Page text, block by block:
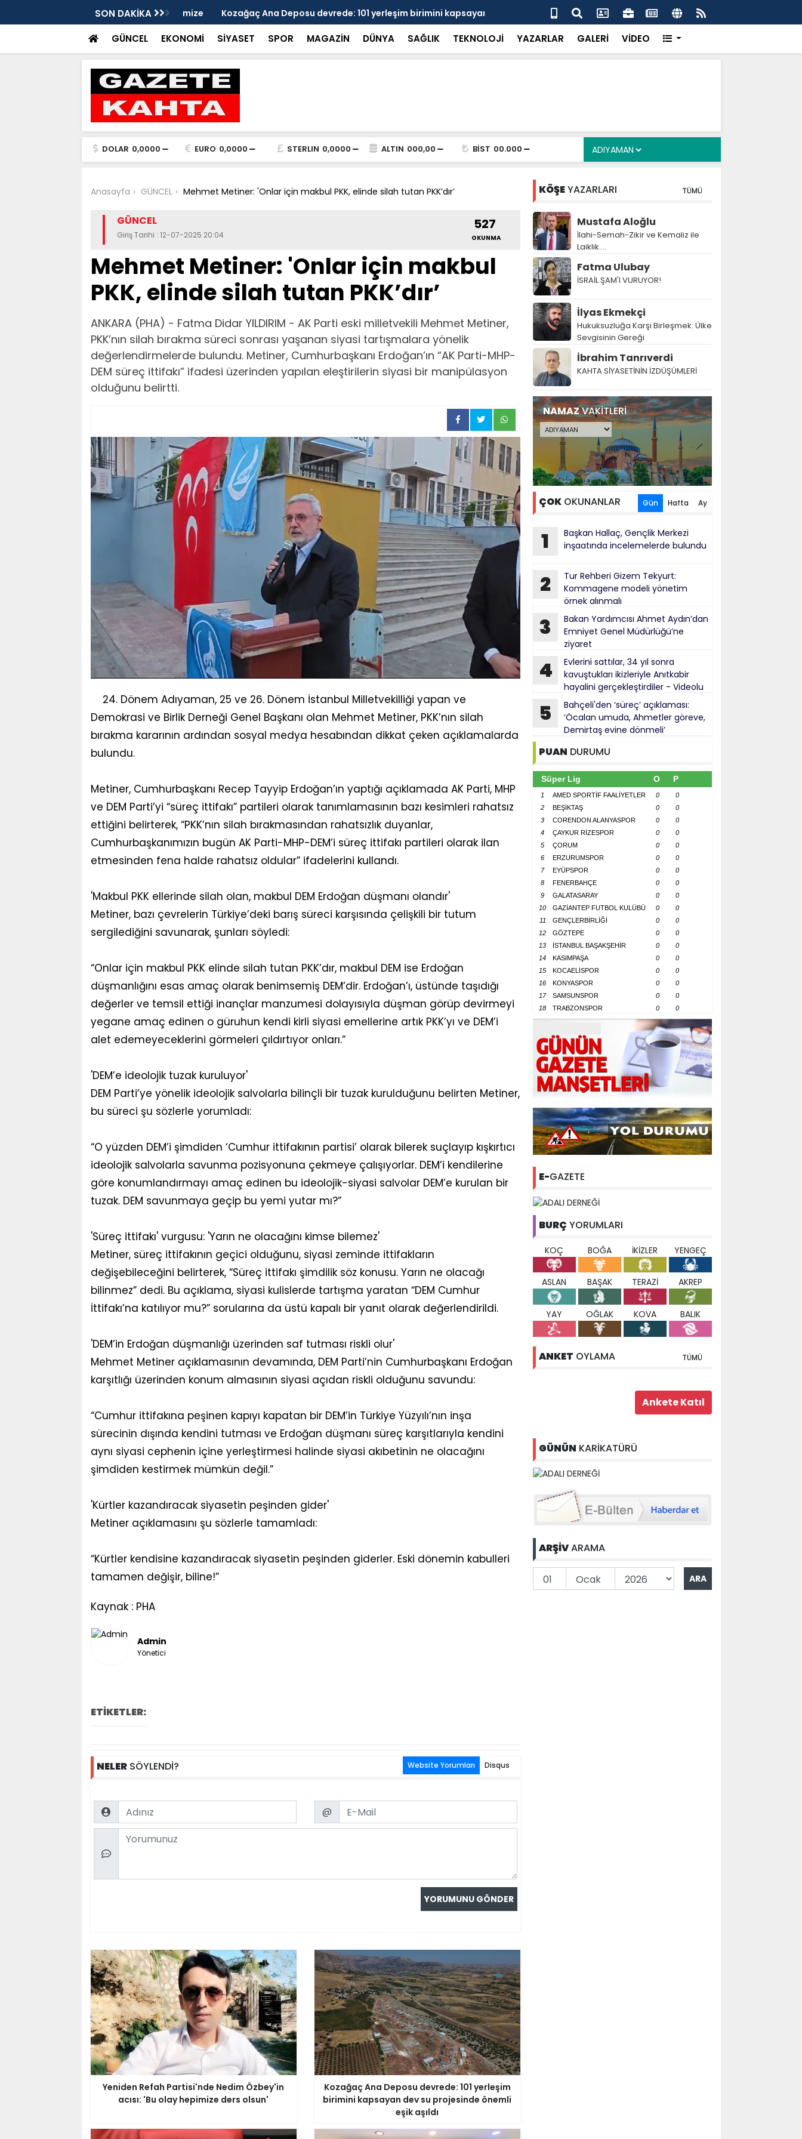
SON DAKİKA
Özbey'in acısı: 'Bu olay hepimize
Kozağaç Ana Deposu devrede: 101 yerleşim birimini kapsayan dev su
projesinde önemli eşik aşıldı
Prof. Dr. Dalyan: ‘Fransız Enstitüsü raporu, Adıyaman'daki siyasi
kırılmayı 'metroköy' kavramıyla açıklıyor’
GÜNCEL EKONOMİ SİYASET SPOR MAGAZİN DÜNYA SAĞLIK TEKNOLOJİ YAZARLAR GALERİ VİDEO
DOLAR 0,0000 EURO 0,0000 STERLIN 0,0000 ALTIN 000,00 BİST 00.000
Anasayfa GÜNCEL Mehmet Metiner: 'Onlar için makbul PKK, elinde silah tutan PKK’dır’
GÜNCEL
Giriş Tarihi : 12-07-2025 20:04
527
OKUNMA
Mehmet Metiner: 'Onlar için makbul
PKK, elinde silah tutan PKK’dır’
ANKARA (PHA) - Fatma Didar YILDIRIM - AK Parti eski milletvekili Mehmet Metiner,
PKK’nın silah bırakma süreci sonrası yaşanan siyasi tartışmalara yönelik
değerlendirmelerde bulundu. Metiner, Cumhurbaşkanı Erdoğan’ın “AK Parti-MHP-
DEM süreç ittifakı” ifadesi üzerinden yapılan eleştirilerin siyasi bir manipülasyon
olduğunu belirtti.
24. Dönem Adıyaman, 25 ve 26. Dönem İstanbul Milletvekilliği yapan ve
Demokrasi ve Birlik Derneği Genel Başkanı olan Mehmet Metiner, PKK’nın silah
bırakma kararının ardından sosyal medya hesabından dikkat çeken açıklamalarda
bulundu.
Metiner, Cumhurbaşkanı Recep Tayyip Erdoğan’ın yaptığı açıklamada AK Parti, MHP
ve DEM Parti’yi “süreç ittifakı” partileri olarak tanımlamasının bazı kesimleri rahatsız
ettiğini belirterek, “PKK’nın silah bırakmasından rahatsızlık duyanlar,
Cumhurbaşkanımızın bugün AK Parti-MHP-DEM’i süreç ittifakı partileri olarak ilan
etmesinden fena halde rahatsız oldular” ifadelerini kullandı.
'Makbul PKK ellerinde silah olan, makbul DEM Erdoğan düşmanı olandır'
Metiner, bazı çevrelerin Türkiye’deki barış süreci karşısında çelişkili bir tutum
sergilediğini savunarak, şunları söyledi:
“Onlar için makbul PKK elinde silah tutan PKK’dır, makbul DEM ise Erdoğan
düşmanlığını esas amaç olarak benimsemiş DEM’dir. Erdoğan’ı, üstünde taşıdığı
değerler ve temsil ettiği inançlar manzumesi dolayısıyla düşman görüp devirmeyi
yegane amaç edinen o güruhun kendi kirli siyasi emellerine artık PKK’yı ve DEM’i
alet edemeyeceklerini görmeleri çıldırtıyor onları.”
'DEM’e ideolojik tuzak kuruluyor'
DEM Parti’ye yönelik ideolojik salvolarla bilinçli bir tuzak kurulduğunu belirten Metiner,
bu süreci şu sözlerle yorumladı:
“O yüzden DEM’i şimdiden ‘Cumhur ittifakının partisi’ olarak bilerek suçlayıp kışkırtıcı
ideolojik salvolarla savunma pozisyonuna çekmeye çalışıyorlar. DEM’i kendilerine
göre konumlandırmayı amaç edinen bu ideolojik-siyasi salvolar DEM’e kurulan bir
tuzak. DEM savunmaya geçip bu yemi yutar mı?”
'Süreç ittifakı' vurgusu: 'Yarın ne olacağını kimse bilemez'
Metiner, süreç ittifakının geçici olduğunu, siyasi zeminde ittifakların
değişebileceğini belirterek, “Süreç ittifakı şimdilik söz konusu. Yarın ne olacağı
bilinmez” dedi. Bu açıklama, siyasi kulislerde tartışma yaratan “DEM Cumhur
İttifakı’na katılıyor mu?” sorularına da üstü kapalı bir yanıt olarak değerlendirildi.
'DEM’in Erdoğan düşmanlığı üzerinden saf tutması riskli olur'
Mehmet Metiner açıklamasının devamında, DEM Parti’nin Cumhurbaşkanı Erdoğan
karşıtlığı üzerinden konum almasının siyasi açıdan riskli olduğunu savundu:
“Cumhur ittifakına peşinen kapıyı kapatan bir DEM’in Türkiye Yüzyılı’nın inşa
sürecinin dışında kendini tutması ve Erdoğan düşmanı süreç karşıtlarıyla kendini
aynı siyasi cephenin içine yerleştirmesi halinde siyasi akıbetinin ne olacağını
şimdiden kestirmek mümkün değil.”
'Kürtler kazandıracak siyasetin peşinden gider'
Metiner açıklamasını şu sözlerle tamamladı:
“Kürtler kendisine kazandıracak siyasetin peşinden giderler. Eski dönemin kabulleri
tamamen değişir, biline!”
Kaynak : PHA
Admin
Yönetici
ETİKETLER:
NELERSÖYLENDİ? Website Yorumları Disqus
Name Email
@
Comment
Yeniden Refah Partisi'nde Nedim Özbey'in
acısı: 'Bu olay hepimize ders olsun'
Kozağaç Ana Deposu devrede: 101 yerleşim
birimini kapsayan dev su projesinde önemli
eşik aşıldı
KÖŞEYAZARLARI TÜMÜ
Mustafa Aloğlu
İlahi-Semah-Zikir ve Kemaliz ile
Laiklik….
Fatma Ulubay
İSRAİL ŞAM'I VURUYOR!
İlyas Ekmekçi
Hukuksuzluğa Karşı Birleşmek: Ülke
Sevgisinin Gereği
İbrahim Tanrıverdi
KAHTA SİYASETİNİN İZDÜŞÜMLERİ
NAMAZVAKİTLERİ
ÇOKOKUNANLAR Gün Hafta Ay
1
Başkan Hallaç, Gençlik Merkezi
inşaatında incelemelerde bulundu
2
Tur Rehberi Gizem Tekyurt:
Kommagene modeli yönetim
örnek alınmalı
3
Bakan Yardımcısı Ahmet Aydın’dan
Emniyet Genel Müdürlüğü’ne
ziyaret
4
Evlerini sattılar, 34 yıl sonra
kavuştukları ikizleriyle Anıtkabir
hayalini gerçekleştirdiler - Videolu
5
Bahçeli'den ‘süreç’ açıklaması:
‘Öcalan umuda, Ahmetler göreve,
Demirtaş evine dönmeli’
PUAN DURUMU
Süper Lig O P
1 AMED SPORTİF FAALİYETLER 0
0
2
BEŞİKTAŞ 0
0
3
CORENDON ALANYASPOR 0
0
4
ÇAYKUR RİZESPOR 0
0
5
ÇORUM 0
0
6
ERZURUMSPOR 0
0
7
EYÜPSPOR 0
0
8
FENERBAHÇE 0
0
9
GALATASARAY 0
0
10
GAZİANTEP FUTBOL KULÜBÜ 0
0
11
GENÇLERBİRLİĞİ 0
0
12
GÖZTEPE 0
0
13
İSTANBUL BAŞAKŞEHİR 0
0
14
KASIMPAŞA 0
0
15
KOCAELİSPOR 0
0
16
KONYASPOR 0
0
17
SAMSUNSPOR 0
0
18
TRABZONSPOR 0 0
E-GAZETE
BURÇ YORUMLARI
KOÇ BOĞA İKİZLER YENGEÇ
ASLAN BAŞAK TERAZİ AKREP
YAY OĞLAK KOVA BALIK
ANKET OYLAMA TÜMÜ
GÜNÜN KARİKATÜRÜ
ARŞİVARAMA